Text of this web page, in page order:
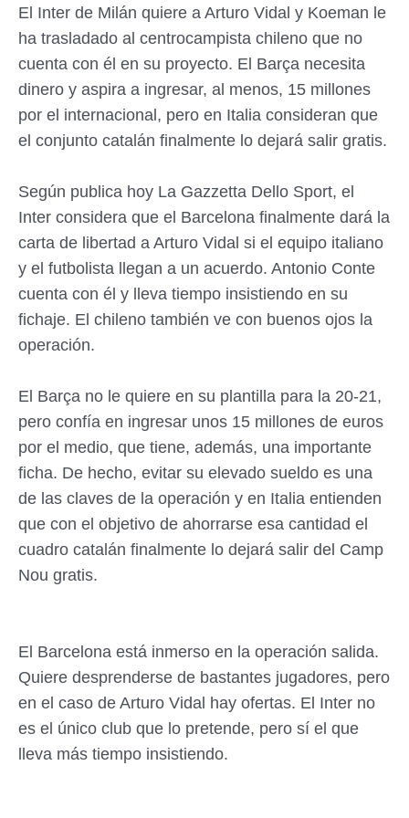
El Inter de Milán quiere a Arturo Vidal y Koeman le
ha trasladado al centrocampista chileno que no
cuenta con él en su proyecto. El Barça necesita
dinero y aspira a ingresar, al menos, 15 millones
por el internacional, pero en Italia consideran que
el conjunto catalán finalmente lo dejará salir gratis.
Según publica hoy La Gazzetta Dello Sport, el
Inter considera que el Barcelona finalmente dará la
carta de libertad a Arturo Vidal si el equipo italiano
y el futbolista llegan a un acuerdo. Antonio Conte
cuenta con él y lleva tiempo insistiendo en su
fichaje. El chileno también ve con buenos ojos la
operación.
El Barça no le quiere en su plantilla para la 20-21,
pero confía en ingresar unos 15 millones de euros
por el medio, que tiene, además, una importante
ficha. De hecho, evitar su elevado sueldo es una
de las claves de la operación y en Italia entienden
que con el objetivo de ahorrarse esa cantidad el
cuadro catalán finalmente lo dejará salir del Camp
Nou gratis.
El Barcelona está inmerso en la operación salida.
Quiere desprenderse de bastantes jugadores, pero
en el caso de Arturo Vidal hay ofertas. El Inter no
es el único club que lo pretende, pero sí el que
lleva más tiempo insistiendo.